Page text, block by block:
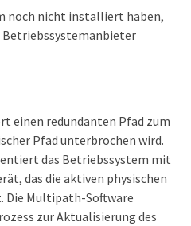
noch nicht installiert haben,
Betriebssystemanbieter
einen redundanten Pfad zum
Pfad unterbrochen wird.
das Betriebssystem mit
das die aktiven physischen
Die Multipath-Software
zur Aktualisierung des